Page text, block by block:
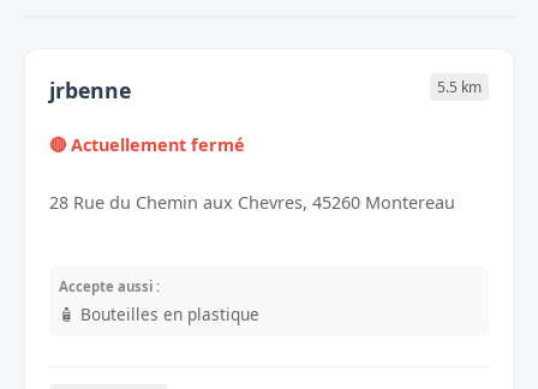
jrbenne 5.5 km
🔴 Actuellement fermé
28 Rue du Chemin aux Chevres, 45260 Montereau
Accepte aussi :
🧴 Bouteilles en plastique